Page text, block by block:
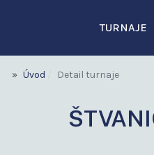
TURNAJE
Úvod Detail turnaje